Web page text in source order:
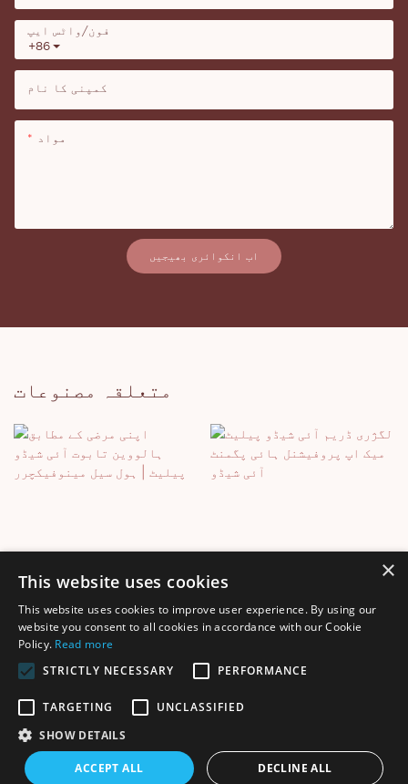
+86
فون/واٹس ایپ
کمپنی کا نام
مواد
اب انکوائری بھیجیں
متعلقہ مصنوعات
اپنی مرضی کے مطابق
ہالووین تابوت آئی شیڈو
پیلیٹ | ہول سیل
لگژری ڈریم آئی شیڈو
ہائی پگمنٹ آئی شیڈو
کاپی رائٹ © 2025 Shenzhen Thincen Technology Co., Ltd. -
www.thincen.com | سائٹ کا نقشہ
×
This website uses cookies
This website uses cookies to improve user experience. By using our
website you consent to all cookies in accordance with our Cookie
Policy. Read more
STRICTLY NECESSARY
PERFORMANCE
TARGETING
UNCLASSIFIED
SHOW DETAILS
ACCEPT ALL DECLINE ALL